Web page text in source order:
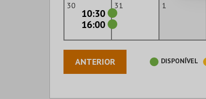
30
10:30
16:00
31 1
ANTERIOR DISPONÍVEL